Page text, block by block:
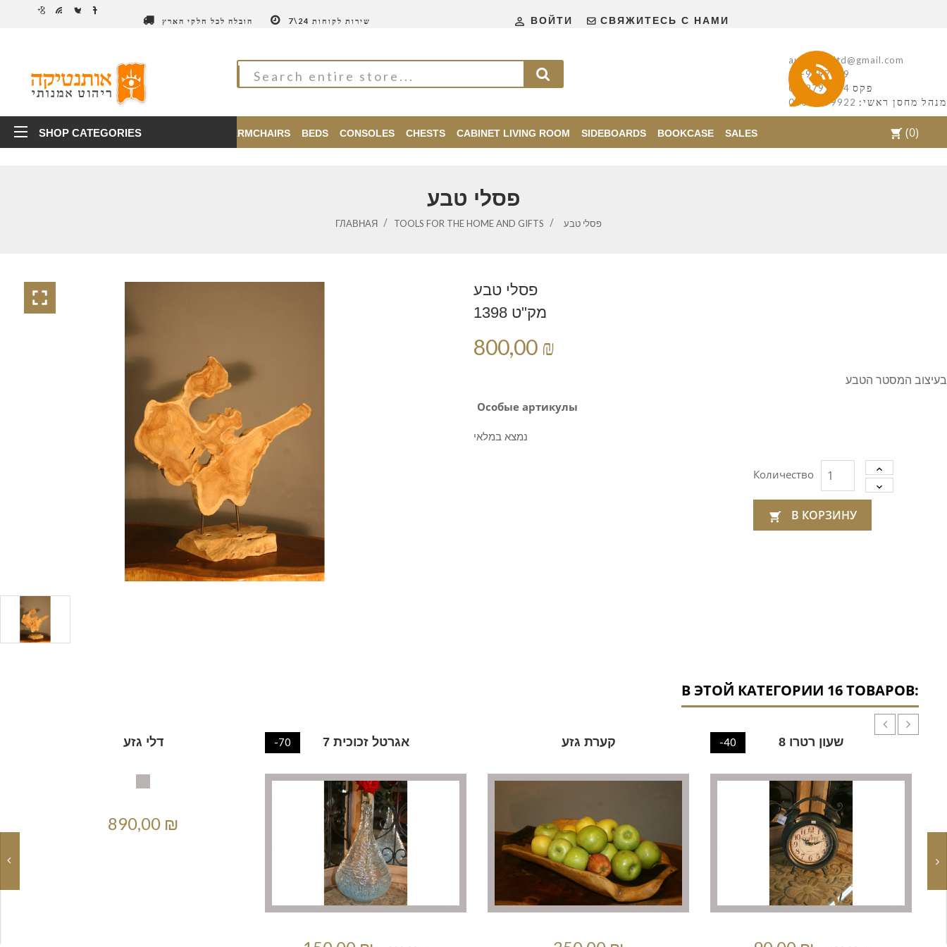
הובלה לכל חלקי הארץ שירות לקוחות 24\7  ВОЙТИ СВЯЖИТЕСЬ С НАМИ
autentikaltd@gmail.com
08-9797169
08-9797554 פקס
מנהל מחסן ראשי:
shopping_cart (0)
TABLES ARMCHAIRS BEDS CONSOLES CHESTS CABINET LIVING ROOM SIDEBOARDS BOOKCASE SALES
SHOP CATEGORIES
פסלי טבע
ГЛАВНАЯ TOOLS FOR THE HOME AND GIFTS פסלי טבע

פסלי טבע
מק"ט 1398
800,00 ₪
בעיצוב המסטר הטבע
Особые артикулы
נמצא במלאי
Количество
 В КОРЗИНУ
В ЭТОЙ КАТЕГОРИИ 16 ТОВАРОВ:
דלי גזע
890,00 ₪
אגרטל זכוכית 7 -70 קערת גזע שעון רטרו 8 -40